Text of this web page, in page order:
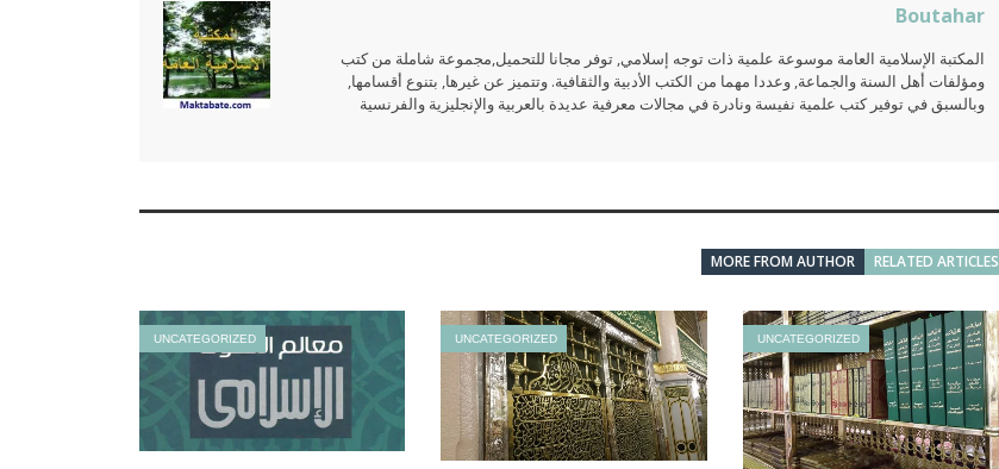
Boutahar
المكتبة الإسلامية العامة موسوعة علمية ذات توجه إسلامي, توفر مجانا للتحميل,مجموعة شاملة من كتب
ومؤلفات أهل السنة والجماعة, وعددا مهما من الكتب الأدبية والثقافية. وتتميز عن غيرها, بتنوع أقسامها,
وبالسبق في توفير كتب علمية نفيسة ونادرة في مجالات معرفية عديدة بالعربية والإنجليزية والفرنسية
RELATED ARTICLES
MORE FROM AUTHOR
UNCATEGORIZED UNCATEGORIZED UNCATEGORIZED